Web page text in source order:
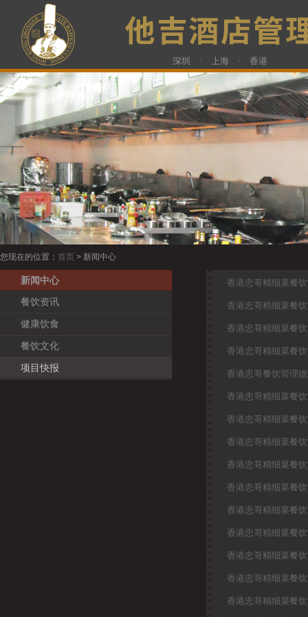
深圳 · 上海 · 香港
您现在的位置： 首页 > 新闻中心
新闻中心
餐饮资讯
健康饮食
餐饮文化
项目快报
香港忠哥精细菜餐
香港忠哥精细菜餐
香港忠哥精细菜餐
香港忠哥精细菜餐
香港忠哥餐饮管理
香港忠哥精细菜餐
香港忠哥精细菜餐
香港忠哥精细菜餐
香港忠哥精细菜餐
香港忠哥精细菜餐
香港忠哥精细菜餐
香港忠哥精细菜餐
香港忠哥精细菜餐
香港忠哥精细菜餐
香港忠哥精细菜餐